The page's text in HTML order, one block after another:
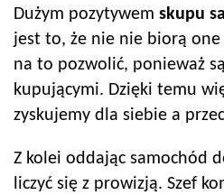
Dużym pozytywem skupu
jest to, że nie nie biorą
na to pozwolić, ponieważ
kupującymi. Dzięki temu
zyskujemy dla siebie a
Z kolei oddając samochód
liczyć się z prowizją. Szef